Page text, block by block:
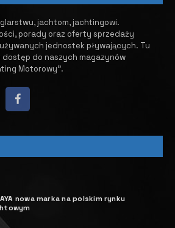
jachtom, jachtingowi.
porady oraz oferty sprzedaży
jednostek pływających. ​ Tu
dostęp do naszych magazynów
Motorowy”.
nowa marka na polskim rynku